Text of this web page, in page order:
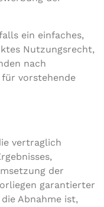
ein einfaches,
Nutzungsrecht,
nach
vorstehende
vertraglich
der
garantierter
Abnahme ist,